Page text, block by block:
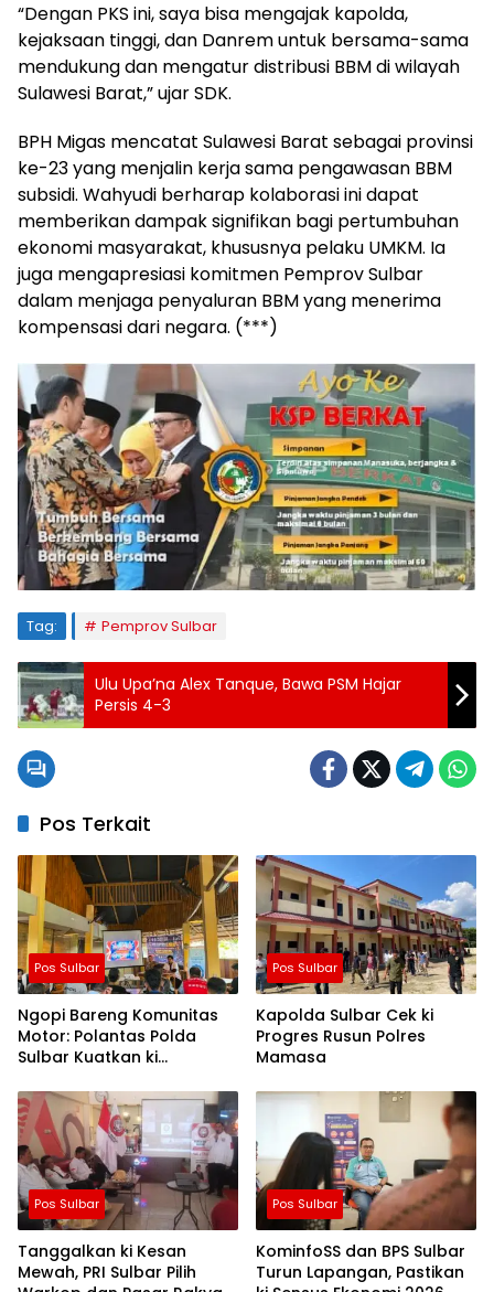
“Dengan PKS ini, saya bisa mengajak kapolda,
kejaksaan tinggi, dan Danrem untuk bersama-sama
mendukung dan mengatur distribusi BBM di wilayah
Sulawesi Barat,” ujar SDK.
BPH Migas mencatat Sulawesi Barat sebagai provinsi
ke-23 yang menjalin kerja sama pengawasan BBM
subsidi. Wahyudi berharap kolaborasi ini dapat
memberikan dampak signifikan bagi pertumbuhan
ekonomi masyarakat, khususnya pelaku UMKM. Ia
juga mengapresiasi komitmen Pemprov Sulbar
dalam menjaga penyaluran BBM yang menerima
kompensasi dari negara. (***)
Tag: Pemprov Sulbar
Ulu Upa’na Alex Tanque, Bawa PSM Hajar
Persis 4-3
Pos Terkait
Pos Sulbar
Ngopi Bareng Komunitas
Motor: Polantas Polda
Sulbar Kuatkan ki
Keselamatan
Pos Sulbar
Kapolda Sulbar Cek ki
Progres Rusun Polres
Mamasa
Pos Sulbar
Tanggalkan ki Kesan
Mewah, PRI Sulbar Pilih
Pos Sulbar
KominfoSS dan BPS Sulbar
Turun Lapangan, Pastikan